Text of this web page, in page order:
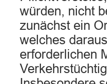
würden, nicht
zunächst ein
welches
erforderlichen